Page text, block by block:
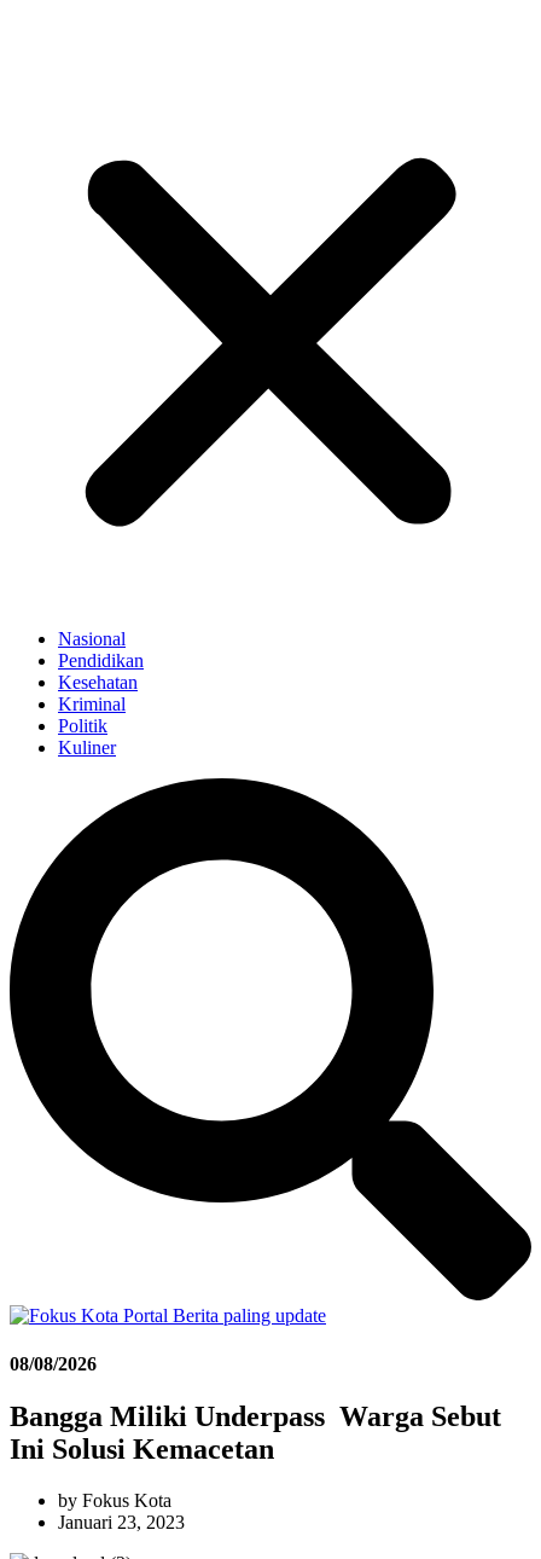
Nasional
Pendidikan
Kesehatan
Kriminal
Politik
Kuliner
08/08/2026
Bangga Miliki Underpass Warga Sebut
Ini Solusi Kemacetan
by Fokus Kota
Januari 23, 2023